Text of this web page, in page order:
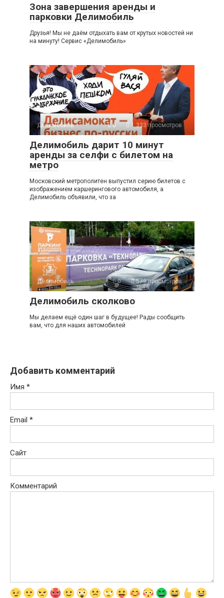
Зона завершения аренды и
парковки Делимобиль
Друзья! Мы не даём отдыхать вам от крутых новостей ни
на минуту! Сервис «Делимобиль»
Делимобиль 0 1 333 просмотров
Делимобиль дарит 10 минут
аренды за селфи с билетом на
метро
Московский метрополитен выпустил серию билетов с
изображением каршерингового автомобиля, а
Делимобиль объявили, что за
Делимобиль 0 579 просмотров
Делимобиль сколково
Мы делаем ещё один шаг в будущее! Рады сообщить
вам, что для наших автомобилей
Добавить комментарий
Имя *
Email *
Сайт
Комментарий